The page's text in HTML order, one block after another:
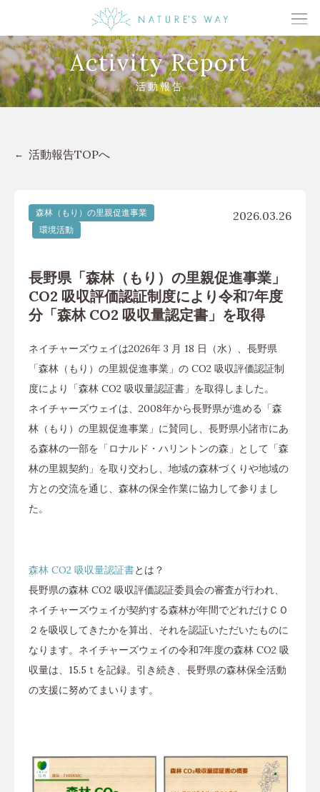
Activity Report
活動報告
活動報告TOPへ
森林（もり）の里親促進事業
環境活動
2026.03.26
長野県「森林（もり）の里親促進事業」
CO2 吸収評価認証制度により令和7年度
分「森林 CO2 吸収量認定書」を取得
ネイチャーズウェイは2026年 3 月 18 日（水）、長野県
「森林（もり）の里親促進事業」の CO2 吸収評価認証制
度により「森林 CO2 吸収量認証書」を取得しました。
ネイチャーズウェイは、2008年から長野県が進める「森
林（もり）の里親促進事業」に賛同し、長野県小諸市にあ
る森林の一部を「ロナルド・ハリントンの森」として「森
林の里親契約」を取り交わし、地域の森林づくりや地域の
方との交流を通じ、森林の保全作業に協力して参りまし
た。
森林 CO2 吸収量認証書とは？
長野県の森林 CO2 吸収評価認証委員会の審査が行われ、
ネイチャーズウェイが契約する森林が年間でどれだけＣＯ
２を吸収してきたかを算出、それを認証いただいたものに
なります。ネイチャーズウェイの令和7年度の森林 CO2 吸
収量は、15.5ｔを記録。引き続き、長野県の森林保全活動
の支援に努めてまいります。